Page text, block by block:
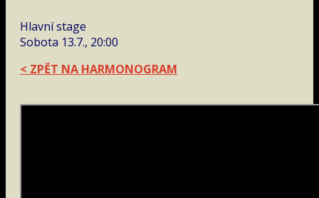
Hlavní stage
Sobota 13.7., 20:00
< ZPĚT NA HARMONOGRAM